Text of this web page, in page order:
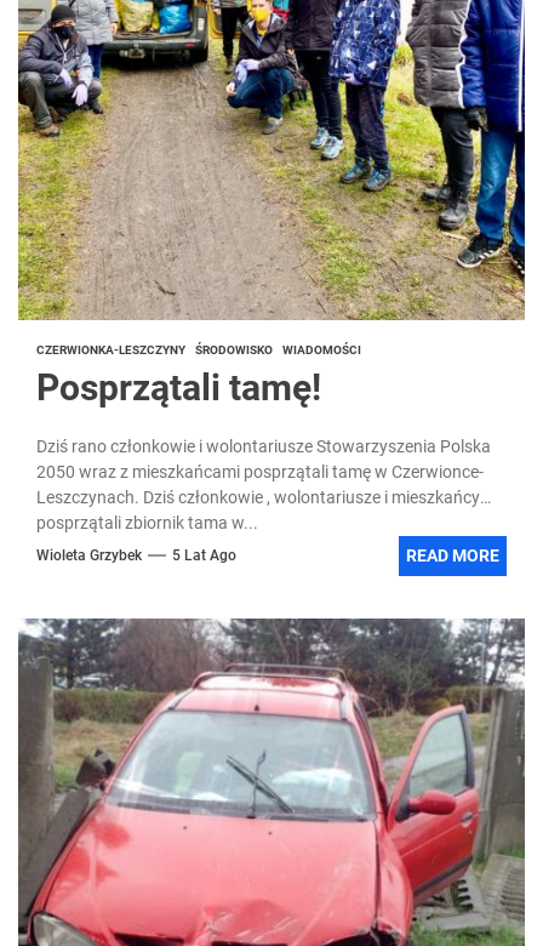
CZERWIONKA-LESZCZYNY ŚRODOWISKO WIADOMOŚCI
Posprzątali tamę!
Dziś rano członkowie i wolontariusze Stowarzyszenia Polska
2050 wraz z mieszkańcami posprzątali tamę w Czerwionce-
Leszczynach. Dziś członkowie , wolontariusze i mieszkańcy
posprzątali zbiornik tama w...
Wioleta Grzybek 5 Lat Ago READ MORE